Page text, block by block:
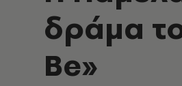
δράμα
Be»